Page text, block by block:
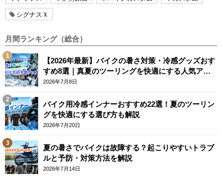
シグナスＸ
月間ランキング（総合）
【2026年最新】バイクの暑さ対策・冷感グッズおす
すめ8選｜真夏のツーリングを快適にする人気アイ
テム
2026年7月8日
バイク用冷感インナーおすすめ22選！夏のツーリン
グを快適にする選び方も解説
2026年7月20日
夏の暑さでバイクは故障する？起こりやすいトラブ
ルと予防・対策方法を解説
2026年7月14日